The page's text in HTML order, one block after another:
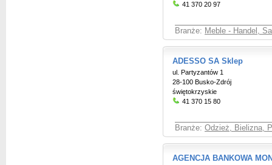
41 370 20 97
Branże: Meble - Handel,
ADESSO SA Sklep
ul. Partyzantów 1
28-100 Busko-Zdrój
świętokrzyskie
41 370 15 80
Branże: Odzież, Bielizna,
AGENCJA BANKOWA